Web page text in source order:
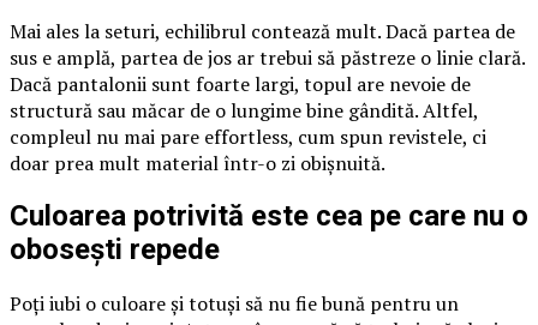
Mai ales la seturi, echilibrul contează mult. Dacă partea de
sus e amplă, partea de jos ar trebui să păstreze o linie clară.
Dacă pantalonii sunt foarte largi, topul are nevoie de
structură sau măcar de o lungime bine gândită. Altfel,
compleul nu mai pare effortless, cum spun revistele, ci
doar prea mult material într-o zi obișnuită.
Culoarea potrivită este cea pe care nu o
obosești repede
Poți iubi o culoare și totuși să nu fie bună pentru un